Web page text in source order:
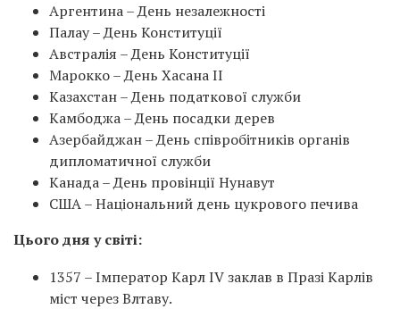
Аргентина – День незалежності
Палау – День Конституції
Австралія – День Конституції
Марокко – День Хасана II
Казахстан – День податкової служби
Камбоджа – День посадки дерев
Азербайджан – День співробітників органів
дипломатичної служби
Канада – День провінції Нунавут
США – Національний день цукрового печива
Цього дня у світі:
1357 – Імператор Карл IV заклав в Празі Карлів
міст через Влтаву.